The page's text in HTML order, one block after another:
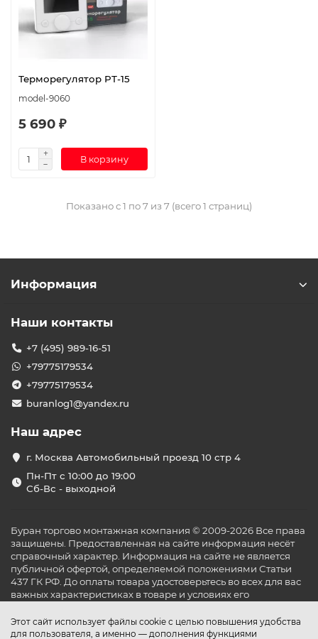
Терморегулятор РТ-15
model-9060
5 690 ₽
В корзину
Показано с 1 по 7 из 7 (всего 1 страниц)
Этот сайт использует файлы cookie с целью повышения удобства
для пользователя, а именно — дополнения функциями
Информация
Наши контакты
+7 (495) 989-16-51
+79775179534
+79775179534
buranlog1@yandex.ru
Наш адрес
г. Москва Автомобильный проезд 10 стр 4
Пн-Пт с 10:00 до 19:00
Сб-Вс - выходной
Буран торгово монтажная компания © 2009-2026 Все права
защищены. Предоставленная на сайте информация несёт
справочный характер. Информация на сайте не является
публичной офертой, определяемой положениями Статьи
437 ГК РФ. До оплаты товара удостоверьтесь во всех для вас
важных характеристиках в товаре и условиях его